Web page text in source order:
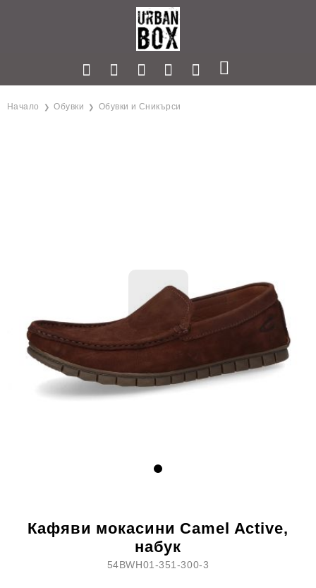
Начало Обувки Обувки и Сникърси
Кафяви мокасини Camel Active,
набук
54BWH01-351-300-3